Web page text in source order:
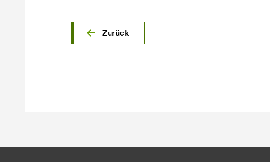
Zurück